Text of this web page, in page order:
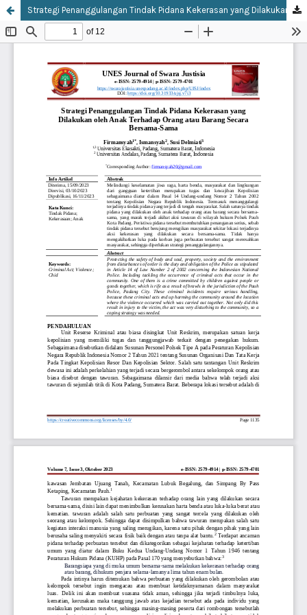
Strategi Penanggulangan Tindak Pidana Kekerasan yang Dilakukan oleh Anak Terhadap Orang atau Barang Secara Bersama-Sama